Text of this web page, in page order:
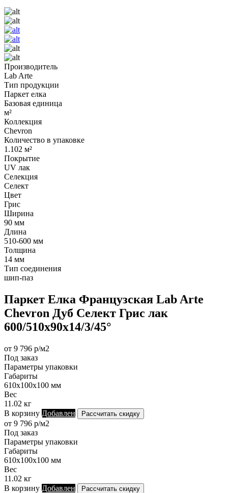
Производитель
Lab Arte
Тип продукции
Паркет елка
Базовая единица
м²
Коллекция
Chevron
Количество в упаковке
1.102 м²
Покрытие
UV лак
Селекция
Селект
Цвет
Грис
Ширина
90 мм
Длина
510-600 мм
Толщина
14 мм
Тип соединения
шип-паз
Паркет Елка Французская Lab Arte
Chevron Дуб Селект Грис лак
600/510х90х14/3/45°
от 9 796 р/м2
Под заказ
Параметры упаковки
Габариты
610х100х100 мм
Вес
11.02 кг
В корзину Добавлен Рассчитать скидку
от 9 796 р/м2
Под заказ
Параметры упаковки
Габариты
610х100х100 мм
Вес
11.02 кг
В корзину Добавлен Рассчитать скидку